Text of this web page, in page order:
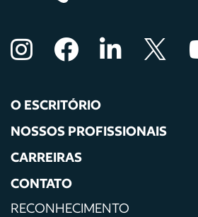
O ESCRITÓRIO
NOSSOS PROFISSIONAIS
CARREIRAS
CONTATO
RECONHECIMENTO